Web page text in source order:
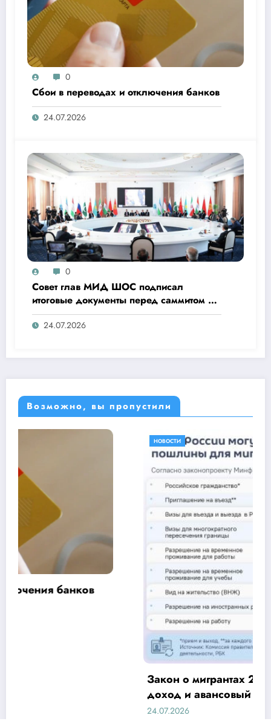
0
Сбои в переводах и отключения банков
24.07.2026
0
Совет глав МИД ШОС подписал
итоговые документы перед саммитом в
Бишкеке
24.07.2026
Возможно, вы пропустили
Закон о мигрантах 2024 обязательный
доход и авансовый НДФЛ